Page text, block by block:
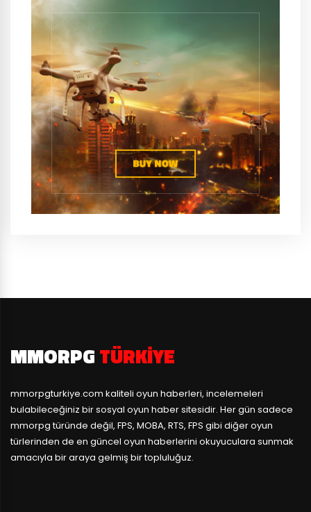
MMORPGTÜRKIYE
mmorpgturkiye.com kaliteli oyun haberleri, incelemeleri
bulabileceğiniz bir sosyal oyun haber sitesidir. Her gün sadece
mmorpg türünde değil, FPS, MOBA, RTS, FPS gibi diğer oyun
türlerinden de en güncel oyun haberlerini okuyuculara sunmak
amacıyla bir araya gelmiş bir topluluğuz.